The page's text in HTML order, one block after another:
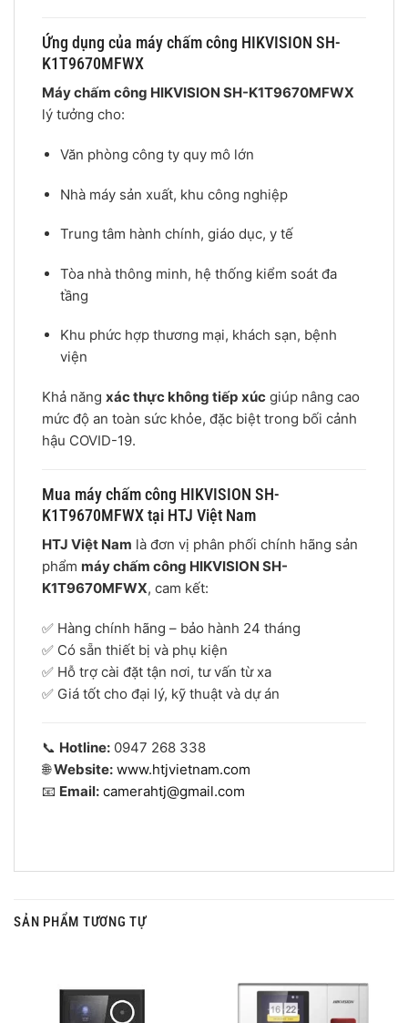
Ứng dụng của máy chấm công HIKVISION SH-
K1T9670MFWX
Máy chấm công HIKVISION SH-K1T9670MFWX
lý tưởng cho:
Văn phòng công ty quy mô lớn
Nhà máy sản xuất, khu công nghiệp
Trung tâm hành chính, giáo dục, y tế
Tòa nhà thông minh, hệ thống kiểm soát đa
tầng
Khu phức hợp thương mại, khách sạn, bệnh
viện
Khả năng xác thực không tiếp xúc giúp nâng cao
mức độ an toàn sức khỏe, đặc biệt trong bối cảnh
hậu COVID-19.
Mua máy chấm công HIKVISION SH-
K1T9670MFWX tại HTJ Việt Nam
HTJ Việt Nam là đơn vị phân phối chính hãng sản
phẩm máy chấm công HIKVISION SH-
K1T9670MFWX, cam kết:
✅ Hàng chính hãng – bảo hành 24 tháng
✅ Có sẵn thiết bị và phụ kiện
✅ Hỗ trợ cài đặt tận nơi, tư vấn từ xa
✅ Giá tốt cho đại lý, kỹ thuật và dự án
📞 Hotline: 0947 268 338
🌐Website: www.htjvietnam.com
📧 Email: camerahtj@gmail.com
SẢN PHẨM TƯƠNG TỰ